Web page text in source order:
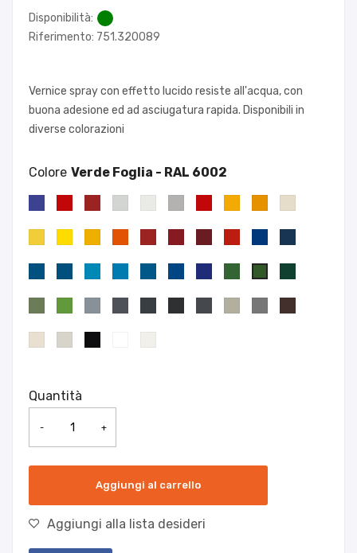
Disponibilità:
Riferimento: 751.320089
Vernice spray con effetto lucido resiste all'acqua, con
buona adesione ed ad asciugatura rapida. Disponibili in
diverse colorazioni
Colore
Quantità
- +
Aggiungi al carrello
Aggiungi alla lista desideri